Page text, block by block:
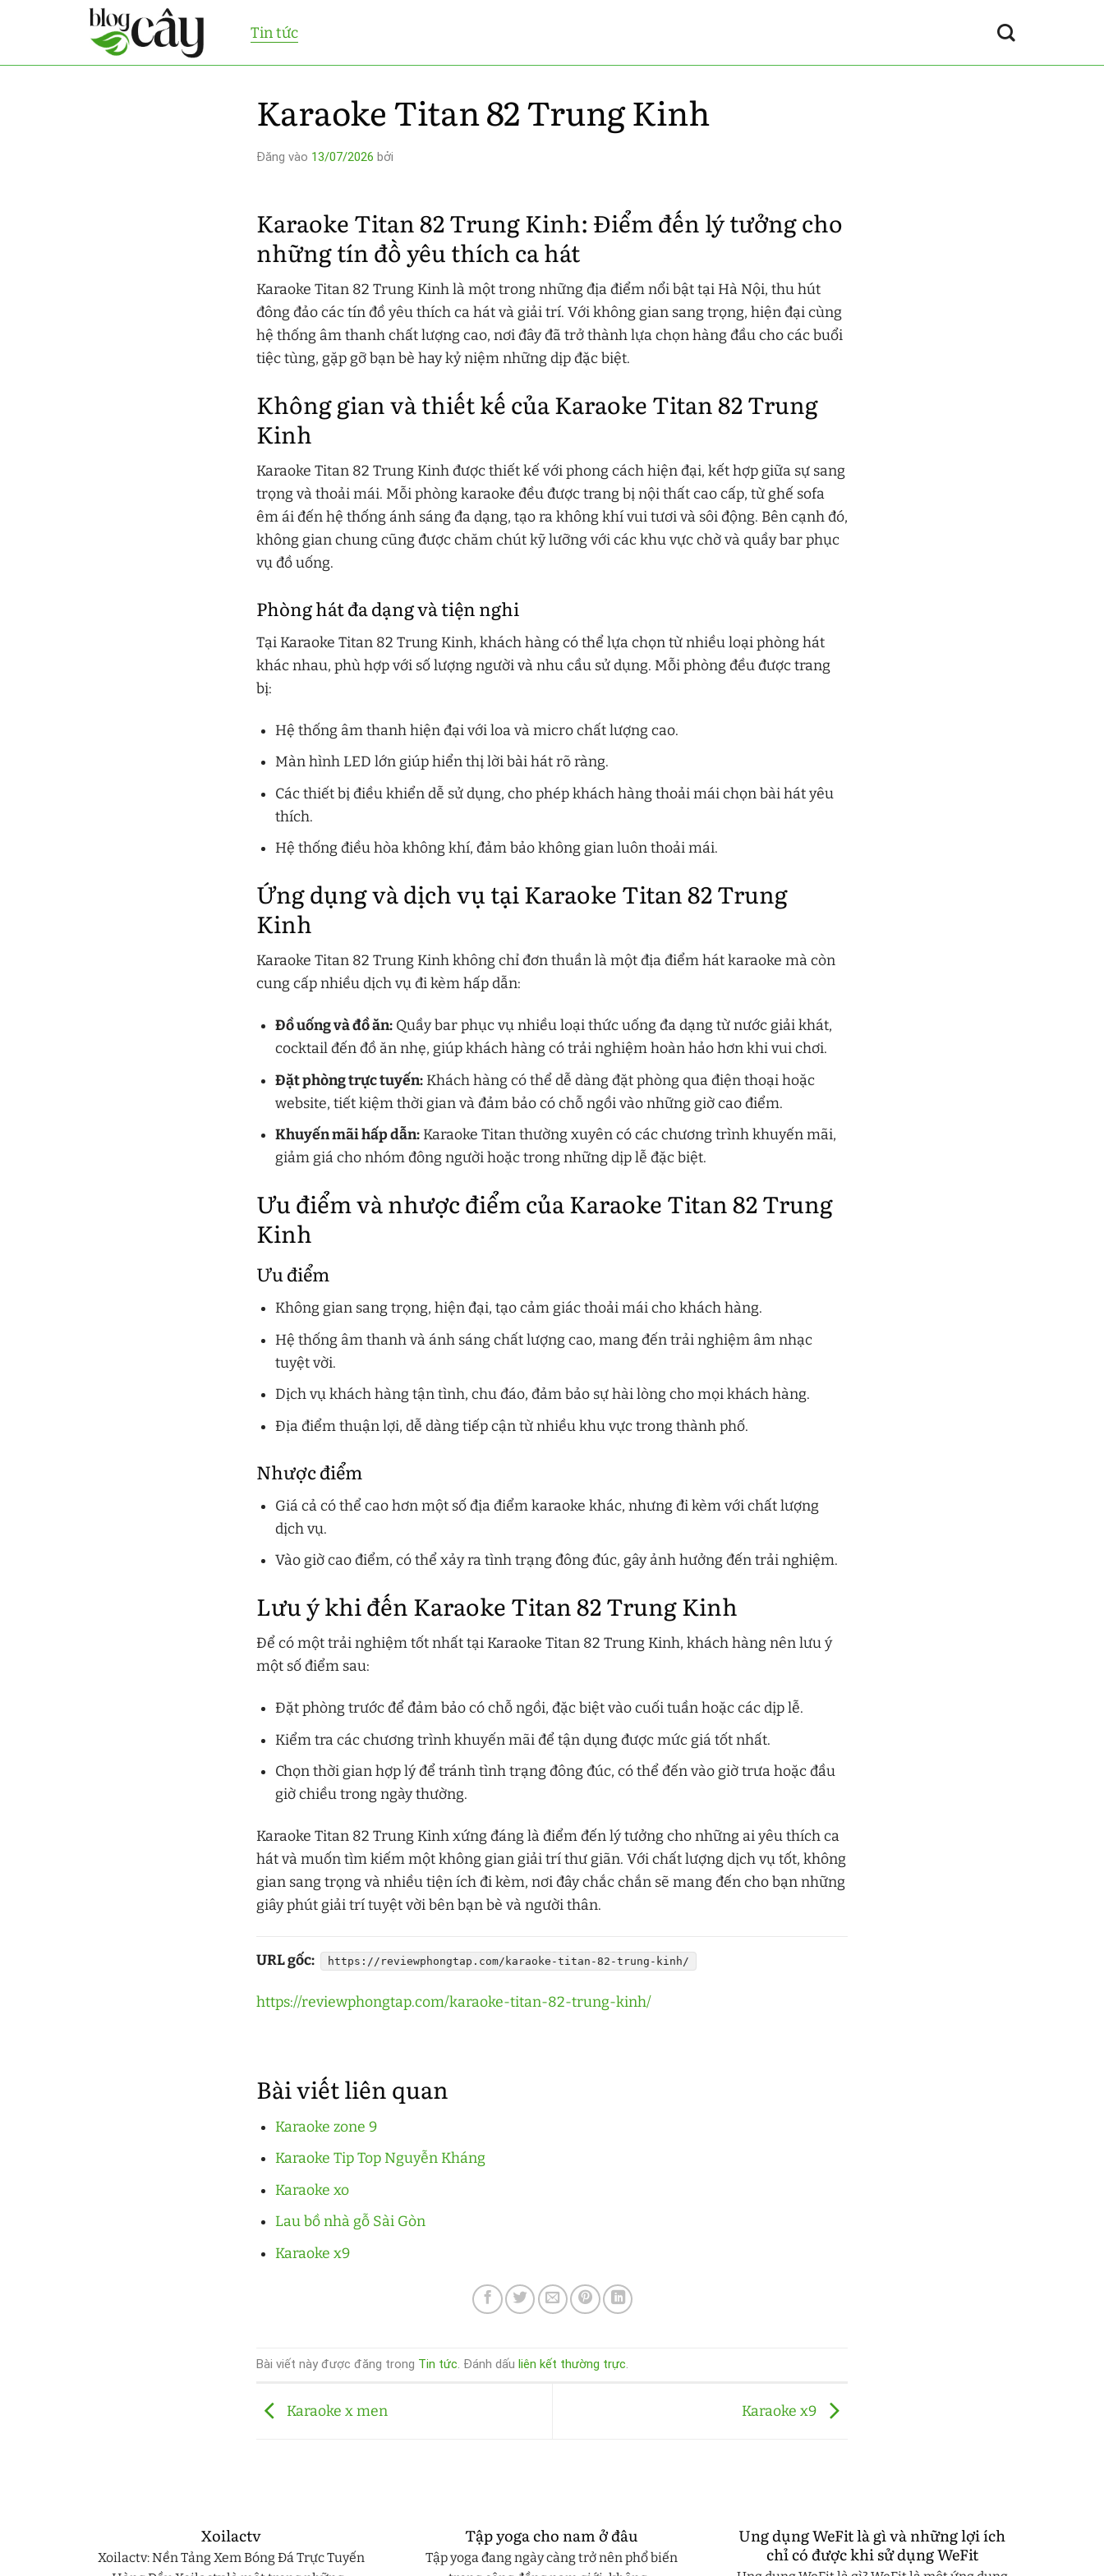
Tin tức
Karaoke Titan 82 Trung Kinh
Đăng vào 13/07/2026 bởi
Karaoke Titan 82 Trung Kinh: Điểm đến lý tưởng cho
những tín đồ yêu thích ca hát
Karaoke Titan 82 Trung Kinh là một trong những địa điểm nổi bật tại Hà Nội, thu hút
đông đảo các tín đồ yêu thích ca hát và giải trí. Với không gian sang trọng, hiện đại cùng
hệ thống âm thanh chất lượng cao, nơi đây đã trở thành lựa chọn hàng đầu cho các buổi
tiệc tùng, gặp gỡ bạn bè hay kỷ niệm những dịp đặc biệt.
Không gian và thiết kế của Karaoke Titan 82 Trung
Kinh
Karaoke Titan 82 Trung Kinh được thiết kế với phong cách hiện đại, kết hợp giữa sự sang
trọng và thoải mái. Mỗi phòng karaoke đều được trang bị nội thất cao cấp, từ ghế sofa
êm ái đến hệ thống ánh sáng đa dạng, tạo ra không khí vui tươi và sôi động. Bên cạnh đó,
không gian chung cũng được chăm chút kỹ lưỡng với các khu vực chờ và quầy bar phục
vụ đồ uống.
Phòng hát đa dạng và tiện nghi
Tại Karaoke Titan 82 Trung Kinh, khách hàng có thể lựa chọn từ nhiều loại phòng hát
khác nhau, phù hợp với số lượng người và nhu cầu sử dụng. Mỗi phòng đều được trang
bị:
Hệ thống âm thanh hiện đại với loa và micro chất lượng cao.
Màn hình LED lớn giúp hiển thị lời bài hát rõ ràng.
Các thiết bị điều khiển dễ sử dụng, cho phép khách hàng thoải mái chọn bài hát yêu
thích.
Hệ thống điều hòa không khí, đảm bảo không gian luôn thoải mái.
Ứng dụng và dịch vụ tại Karaoke Titan 82 Trung
Kinh
Karaoke Titan 82 Trung Kinh không chỉ đơn thuần là một địa điểm hát karaoke mà còn
cung cấp nhiều dịch vụ đi kèm hấp dẫn:
Đồ uống và đồ ăn:Quầy bar phục vụ nhiều loại thức uống đa dạng từ nước giải khát,
cocktail đến đồ ăn nhẹ, giúp khách hàng có trải nghiệm hoàn hảo hơn khi vui chơi.
Đặt phòng trực tuyến:Khách hàng có thể dễ dàng đặt phòng qua điện thoại hoặc
website, tiết kiệm thời gian và đảm bảo có chỗ ngồi vào những giờ cao điểm.
Khuyến mãi hấp dẫn:Karaoke Titan thường xuyên có các chương trình khuyến mãi,
giảm giá cho nhóm đông người hoặc trong những dịp lễ đặc biệt.
Ưu điểm và nhược điểm của Karaoke Titan 82 Trung
Kinh
Ưu điểm
Không gian sang trọng, hiện đại, tạo cảm giác thoải mái cho khách hàng.
Hệ thống âm thanh và ánh sáng chất lượng cao, mang đến trải nghiệm âm nhạc
tuyệt vời.
Dịch vụ khách hàng tận tình, chu đáo, đảm bảo sự hài lòng cho mọi khách hàng.
Địa điểm thuận lợi, dễ dàng tiếp cận từ nhiều khu vực trong thành phố.
Nhược điểm
Giá cả có thể cao hơn một số địa điểm karaoke khác, nhưng đi kèm với chất lượng
dịch vụ.
Vào giờ cao điểm, có thể xảy ra tình trạng đông đúc, gây ảnh hưởng đến trải nghiệm.
Lưu ý khi đến Karaoke Titan 82 Trung Kinh
Để có một trải nghiệm tốt nhất tại Karaoke Titan 82 Trung Kinh, khách hàng nên lưu ý
một số điểm sau:
Đặt phòng trước để đảm bảo có chỗ ngồi, đặc biệt vào cuối tuần hoặc các dịp lễ.
Kiểm tra các chương trình khuyến mãi để tận dụng được mức giá tốt nhất.
Chọn thời gian hợp lý để tránh tình trạng đông đúc, có thể đến vào giờ trưa hoặc đầu
giờ chiều trong ngày thường.
Karaoke Titan 82 Trung Kinh xứng đáng là điểm đến lý tưởng cho những ai yêu thích ca
hát và muốn tìm kiếm một không gian giải trí thư giãn. Với chất lượng dịch vụ tốt, không
gian sang trọng và nhiều tiện ích đi kèm, nơi đây chắc chắn sẽ mang đến cho bạn những
giây phút giải trí tuyệt vời bên bạn bè và người thân.
URL gốc: https://reviewphongtap.com/karaoke-titan-82-trung-kinh/
https://reviewphongtap.com/karaoke-titan-82-trung-kinh/
Bài viết liên quan
Karaoke zone 9
Karaoke Tip Top Nguyễn Kháng
Karaoke xo
Lau bồ nhà gỗ Sài Gòn
Karaoke x9
Bài viết này được đăng trong Tin tức. Đánh dấu liên kết thường trực.
Karaoke x men Karaoke x9
Xoilactv
Xoilactv: Nền Tảng Xem Bóng Đá Trực Tuyến
Tập yoga cho nam ở đâu
Tập yoga đang ngày càng trở nên phổ biến
Ung dụng WeFit là gì và những lợi ích
chỉ có được khi sử dụng WeFit